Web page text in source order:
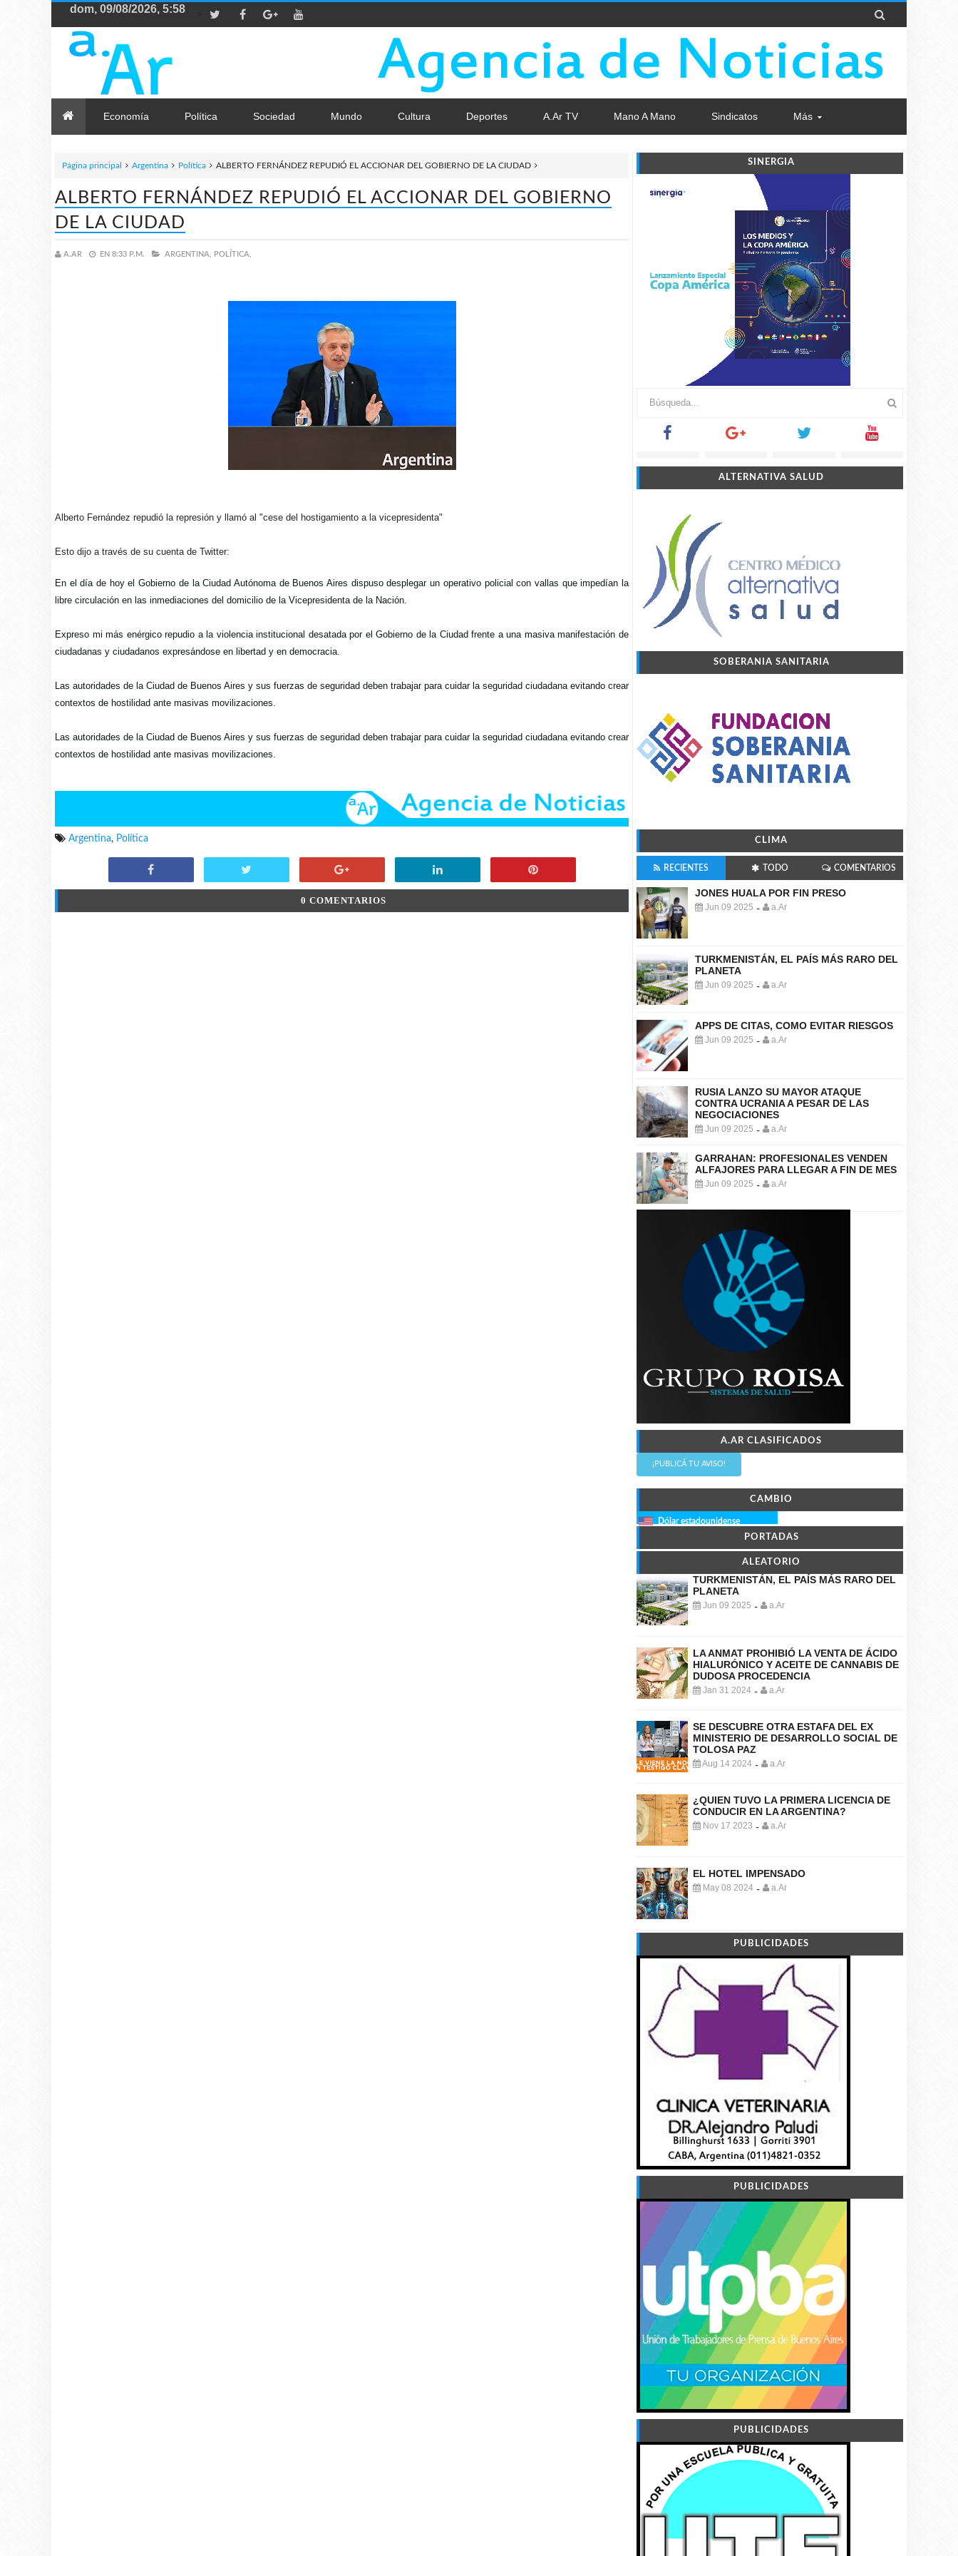

Economía Política Sociedad Mundo Cultura Deportes A.Ar TV Mano A Mano Sindicatos Más
Página principal Argentina Política ALBERTO FERNÁNDEZ REPUDIÓ EL ACCIONAR DEL GOBIERNO DE LA CIUDAD
ALBERTO FERNÁNDEZ REPUDIÓ EL ACCIONAR DEL GOBIERNO
DE LA CIUDAD
A.AR EN 8:33 P.M. ARGENTINA, POLÍTICA,
Alberto Fernández repudió la represión y llamó al "cese del hostigamiento a la vicepresidenta"
Esto dijo a través de su cuenta de Twitter:
En el día de hoy el Gobierno de la Ciudad Autónoma de Buenos Aires dispuso desplegar un operativo policial con vallas que impedían la
libre circulación en las inmediaciones del domicilio de la Vicepresidenta de la Nación.
Expreso mi más enérgico repudio a la violencia institucional desatada por el Gobierno de la Ciudad frente a una masiva manifestación de
ciudadanas y ciudadanos expresándose en libertad y en democracia.
Las autoridades de la Ciudad de Buenos Aires y sus fuerzas de seguridad deben trabajar para cuidar la seguridad ciudadana evitando crear
contextos de hostilidad ante masivas movilizaciones.
Las autoridades de la Ciudad de Buenos Aires y sus fuerzas de seguridad deben trabajar para cuidar la seguridad ciudadana evitando crear
contextos de hostilidad ante masivas movilizaciones.
Argentina, Política
0 COMENTARIOS
SINERGIA
ALTERNATIVA SALUD
SOBERANIA SANITARIA
CLIMA
RECIENTES TODO COMENTARIOS
JONES HUALA POR FIN PRESO
Jun 09 2025 - a.Ar
TURKMENISTÁN, EL PAÍS MÁS RARO DEL
PLANETA
Jun 09 2025 - a.Ar
APPS DE CITAS, COMO EVITAR RIESGOS
Jun 09 2025 - a.Ar
RUSIA LANZO SU MAYOR ATAQUE
CONTRA UCRANIA A PESAR DE LAS
NEGOCIACIONES
Jun 09 2025 - a.Ar
GARRAHAN: PROFESIONALES VENDEN
ALFAJORES PARA LLEGAR A FIN DE MES
Jun 09 2025 - a.Ar
A.AR CLASIFICADOS
¡PUBLICÁ TU AVISO!
CAMBIO
Dólar estadounidense
PORTADAS
ALEATORIO
TURKMENISTÁN, EL PAÍS MÁS RARO DEL
PLANETA
Jun 09 2025 - a.Ar
LA ANMAT PROHIBIÓ LA VENTA DE ÁCIDO
HIALURÓNICO Y ACEITE DE CANNABIS DE
DUDOSA PROCEDENCIA
Jan 31 2024 - a.Ar
SE DESCUBRE OTRA ESTAFA DEL EX
MINISTERIO DE DESARROLLO SOCIAL DE
TOLOSA PAZ
Aug 14 2024 - a.Ar
¿QUIEN TUVO LA PRIMERA LICENCIA DE
CONDUCIR EN LA ARGENTINA?
Nov 17 2023 - a.Ar
EL HOTEL IMPENSADO
May 08 2024 - a.Ar
PUBLICIDADES
PUBLICIDADES
PUBLICIDADES